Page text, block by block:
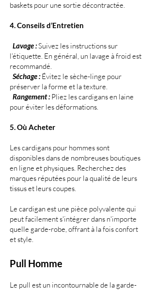
baskets pour une sortie décontractée.
4. Conseils d’Entretien
Lavage :Suivez les instructions sur
l’étiquette. En général, un lavage à froid est
recommandé.
Séchage :Évitez le sèche-linge pour
préserver la forme et la texture.
Rangement :Pliez les cardigans en laine
pour éviter les déformations.
5. Où Acheter
Les cardigans pour hommes sont
disponibles dans de nombreuses boutiques
en ligne et physiques. Recherchez des
marques réputées pour la qualité de leurs
tissus et leurs coupes.
Le cardigan est une pièce polyvalente qui
peut facilement s'intégrer dans n'importe
quelle garde-robe, offrant à la fois confort
et style.
Pull Homme
Le pull est un incontournable de la garde-